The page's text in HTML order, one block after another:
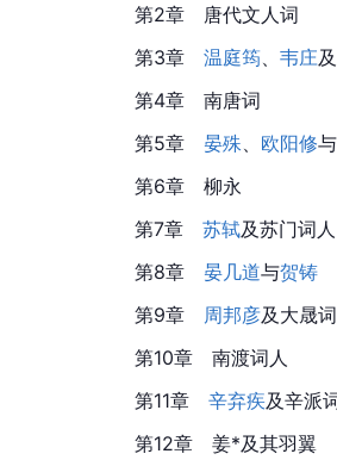
第2章 唐代文人词
第3章
温庭筠 韦庄
第4章　南唐词
第5章
晏殊 欧阳修与
第6章 柳永
第7章
苏轼及苏门词人
第8章
晏几道与贺铸
第9章
周邦彦及大晟
第10章　南渡词人
第11章
辛弃疾及辛派
第12章　姜*及其羽翼